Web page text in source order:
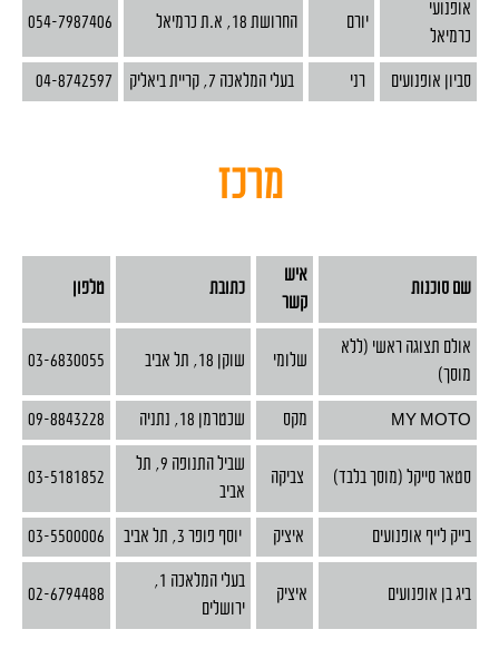
אופנועי
כרמיאל
יורם החרושת 18, א.ת כרמיאל 054-7987406
סביון אופנועים רני בעלי המלאכה 7, קריית ביאליק 04-8742597
מרכז
שם סוכנות
איש
קשר
כתובת טלפון
אולם תצוגה ראשי (ללא
מוסך)
שלומי שוקן 18, תל אביב 03-6830055
MY MOTO מקס שכטרמן 18, נתניה 09-8843228
סטאר סייקל (מוסך בלבד) צביקה
שביל התנופה 9, תל
אביב
03-5181852
בייק לייף אופנועים איציק יוסף פופר 3, תל אביב 03-5500006
ביג בן אופנועים איציק
בעלי המלאכה 1,
ירושלים
02-6794488